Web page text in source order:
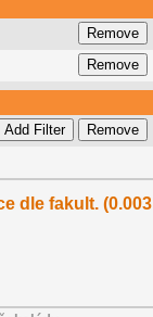
dle fakult. (0.003